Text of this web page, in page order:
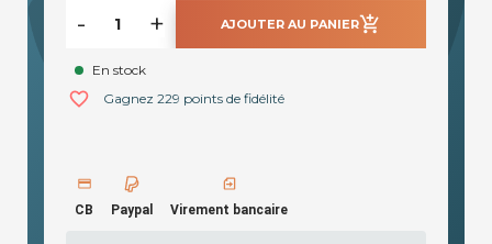
- + AJOUTER AU PANIERadd_shopping_cart
En stock
favorite_border Gagnez 229 points de fidélité
CB Paypal Virement bancaire